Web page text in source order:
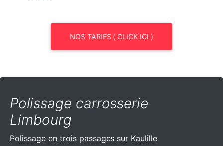
NOS TARIFS ( CLICK ICI )
Polissage carrosserie
Limbourg
Polissage en trois passages sur Kaulille